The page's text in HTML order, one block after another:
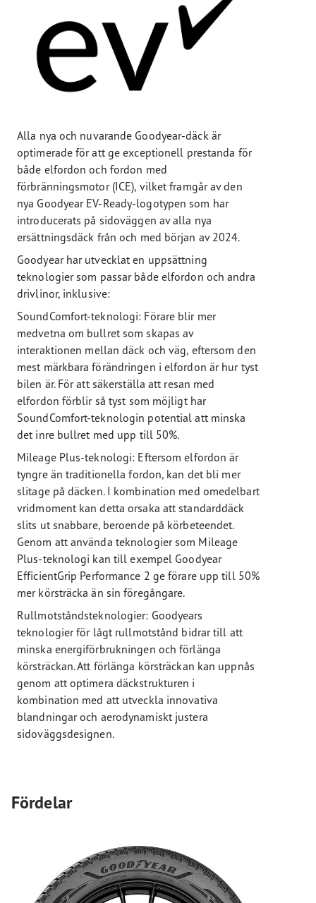
Alla nya och nuvarande Goodyear-däck är
optimerade för att ge exceptionell prestanda för
både elfordon och fordon med
förbränningsmotor (ICE), vilket framgår av den
nya Goodyear EV-Ready-logotypen som har
introducerats på sidoväggen av alla nya
ersättningsdäck från och med början av 2024.
Goodyear har utvecklat en uppsättning
teknologier som passar både elfordon och andra
drivlinor, inklusive:
SoundComfort-teknologi: Förare blir mer
medvetna om bullret som skapas av
interaktionen mellan däck och väg, eftersom den
mest märkbara förändringen i elfordon är hur tyst
bilen är. För att säkerställa att resan med
elfordon förblir så tyst som möjligt har
SoundComfort-teknologin potential att minska
det inre bullret med upp till 50%.
Mileage Plus-teknologi: Eftersom elfordon är
tyngre än traditionella fordon, kan det bli mer
slitage på däcken. I kombination med omedelbart
vridmoment kan detta orsaka att standarddäck
slits ut snabbare, beroende på körbeteendet.
Genom att använda teknologier som Mileage
Plus-teknologi kan till exempel Goodyear
EfficientGrip Performance 2 ge förare upp till 50%
mer körsträcka än sin föregångare.
Rullmotståndsteknologier: Goodyears
teknologier för lågt rullmotstånd bidrar till att
minska energiförbrukningen och förlänga
körsträckan. Att förlänga körsträckan kan uppnås
genom att optimera däckstrukturen i
kombination med att utveckla innovativa
blandningar och aerodynamiskt justera
sidoväggsdesignen.
Fördelar